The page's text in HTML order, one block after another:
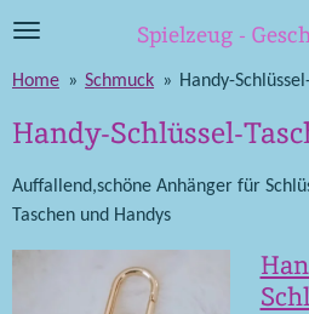
Zum
springen
Spielzeug -
Home » Schmuck » Handy-
Handy-Schlüssel-
Auffallend,schöne Anhänger für
Taschen und Handys